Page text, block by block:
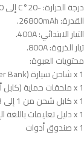
درجة الحرارة: -20°C إلى 60°C.
القدرة: 26800mAh.
التيار الابتدائي: 400A.
تيار الذروة: 800A.
محتويات العبوة:
1 x شاحن سيارة (Power Bank)
1 x ملحقات حماية (كابل أحمر = موجب؛ أسود = سالب)
1 x كابل شحن من 1 إلى 3
1 x دليل تعليمات باللغة الإنجليزية
1 x صندوق أدوات